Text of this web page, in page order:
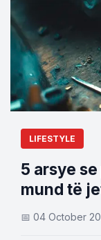
LIFESTYLE
5 arsye
mund të
📅 04 October